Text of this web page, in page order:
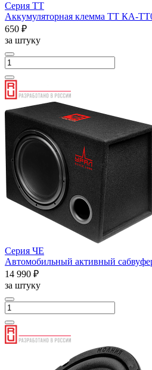
Серия ТТ
Аккумуляторная клемма ТТ КА-
650 ₽
за штуку
Серия ЧЕ
Автомобильный активный
14 990 ₽
за штуку